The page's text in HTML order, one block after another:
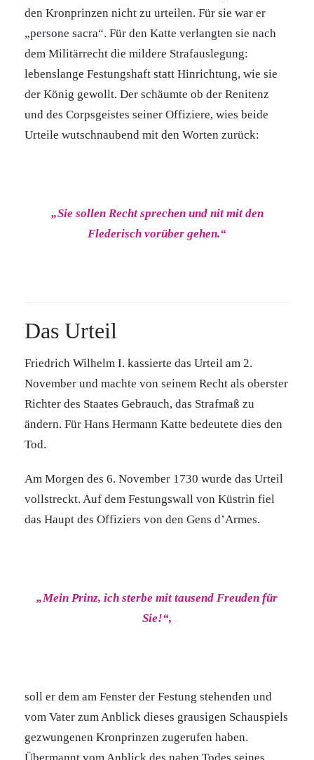
den Kronprinzen nicht zu urteilen. Für sie war er
„persone sacra“. Für den Katte verlangten sie nach
dem Militärrecht die mildere Strafauslegung:
lebenslange Festungshaft statt Hinrichtung, wie sie
der König gewollt. Der schäumte ob der Renitenz
und des Corpsgeistes seiner Offiziere, wies beide
Urteile wutschnaubend mit den Worten zurück:
„Sie sollen Recht sprechen und nit mit den
Flederisch vorüber gehen.“
Das Urteil
Friedrich Wilhelm I. kassierte das Urteil am 2.
November und machte von seinem Recht als oberster
Richter des Staates Gebrauch, das Strafmaß zu
ändern. Für Hans Hermann Katte bedeutete dies den
Tod.
Am Morgen des 6. November 1730 wurde das Urteil
vollstreckt. Auf dem Festungswall von Küstrin fiel
das Haupt des Offiziers von den Gens d’Armes.
„Mein Prinz, ich sterbe mit tausend Freuden für
Sie!“,
soll er dem am Fenster der Festung stehenden und
vom Vater zum Anblick dieses grausigen Schauspiels
gezwungenen Kronprinzen zugerufen haben.
Übermannt vom Anblick des nahen Todes seines